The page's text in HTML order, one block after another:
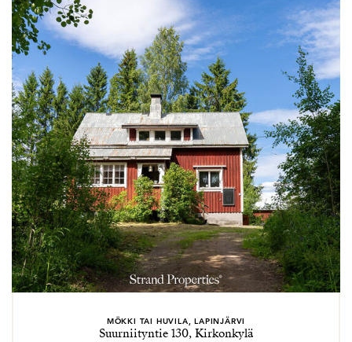
MÖKKI TAI HUVILA, LAPINJÄRVI
Suurniityntie 130, Kirkonkylä